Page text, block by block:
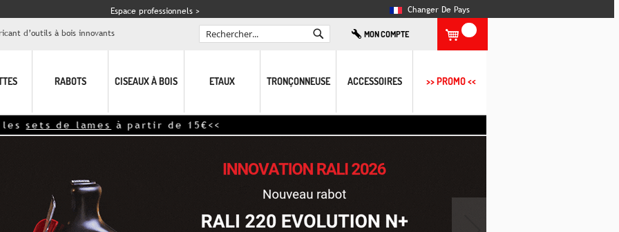
Espace professionnels > Changer De Pays
d’outils à bois innovants
Rechercher
MON COMPTE
RABOTS CISEAUX À BOIS ETAUX TRONÇONNEUSE ACCESSOIRES >> PROMO <<
à partir de 15€<<